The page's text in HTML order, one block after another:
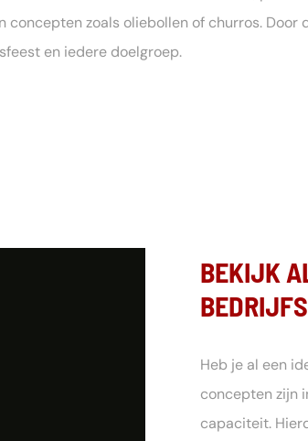
concepten zoals oliebollen of churros. Door
en iedere doelgroep.
BEKIJK
Heb je al een
concepten zijn
capaciteit.